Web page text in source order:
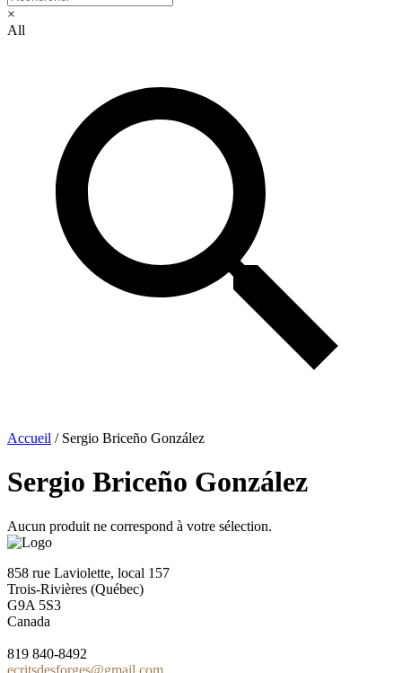
×
All
Accueil / Sergio Briceño González
Sergio Briceño González
Aucun produit ne correspond à votre sélection.
858 rue Laviolette, local 157
Trois-Rivières (Québec)
G9A 5S3
Canada
819 840-8492
ecritsdesforges@gmail.com